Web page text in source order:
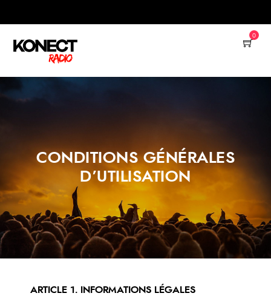
0
CONDITIONS GÉNÉRALES
D’UTILISATION
ARTICLE 1. INFORMATIONS LÉGALES